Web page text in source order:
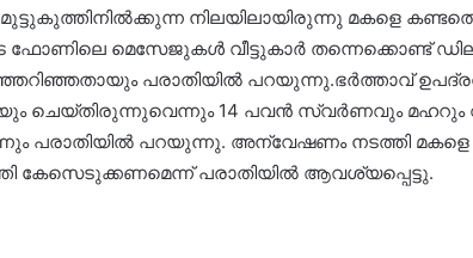
മുട്ടുകുത്തിനിൽക്കുന്ന നിലയിലായിരുന്നു മകളെ
ഫോണിലെ മെസേജുകൾ വീട്ടുകാർ തന്നെക്കൊണ്ട്
പരാതിയിൽ പറയുന്നു.ഭർത്താവ്
ചെയ്തിരുന്നുവെന്നും 14 പവൻ സ്വർണവും മഹറും
പരാതിയിൽ പറയുന്നു. അന്വേഷണം നടത്തി
കേസെടുക്കണമെന്ന് പരാതിയിൽ ആവശ്യപ്പെട്ടു.